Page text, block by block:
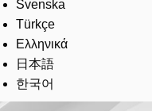
Svenska
Türkçe
Ελληνικά
日本語
한국어